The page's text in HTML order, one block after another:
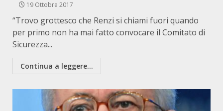
19 Ottobre 2017
“Trovo grottesco che Renzi si chiami fuori quando
per primo non ha mai fatto convocare il Comitato di
Sicurezza...
Continua a leggere...